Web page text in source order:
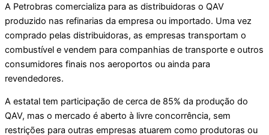
A Petrobras comercializa para as distribuidoras o QAV
produzido nas refinarias da empresa ou importado. Uma vez
comprado pelas distribuidoras, as empresas transportam o
combustível e vendem para companhias de transporte e outros
consumidores finais nos aeroportos ou ainda para
revendedores.
A estatal tem participação de cerca de 85% da produção do
QAV, mas o mercado é aberto à livre concorrência, sem
restrições para outras empresas atuarem como produtoras ou